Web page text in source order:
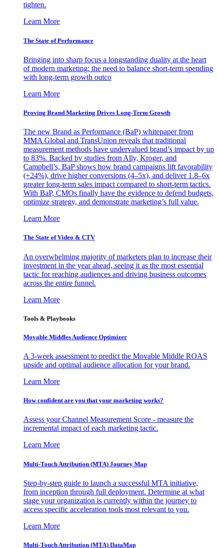
tighten.
Learn More
The State of Performance
Bringing into sharp focus a longstanding duality at the heart
of modern marketing: the need to balance short-term spending
with long-term growth outco
Learn More
Proving Brand Marketing Drives Long-Term Growth
The new Brand as Performance (BaP) whitepaper from
MMA Global and TransUnion reveals that traditional
measurement methods have undervalued brand’s impact by up
to 83%. Backed by studies from Ally, Kroger, and
Campbell’s, BaP shows how brand campaigns lift favorability
(+24%), drive higher conversions (4–5x), and deliver 1.8–6x
greater long-term sales impact compared to short-term tactics.
With BaP, CMOs finally have the evidence to defend budgets,
optimize strategy, and demonstrate marketing’s full value.
Learn More
The State of Video & CTV
An overwhelming majority of marketers plan to increase their
investment in the year ahead, seeing it as the most essential
tactic for reaching audiences and driving business outcomes
across the entire funnel.
Learn More
Tools & Playbooks
Movable Middles Audience Optimizer
A 3-week assessment to predict the Movable Middle ROAS
upside and optimal audience allocation for your brand.
Learn More
How confident are you that your marketing works?
Assess your Channel Measurement Score - measure the
incremental impact of each marketing tactic.
Learn More
Multi-Touch Attribution (MTA) Journey Map
Step-by-step guide to launch a successful MTA initiative,
from inception through full deployment. Determine at what
stage your organization is currently within the journey to
access specific acceleration tools most relevant to you.
Learn More
Multi-Touch Attribution (MTA) DataMap